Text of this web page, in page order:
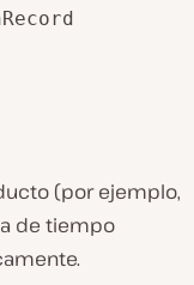
(por ejemplo,
de tiempo